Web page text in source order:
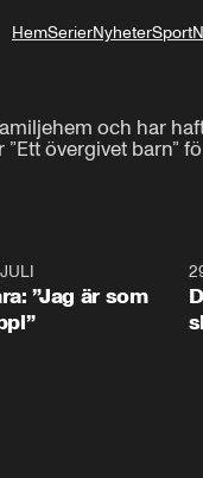
HemSerierNyheterSport
och har
övergivet barn”
”Jag är som